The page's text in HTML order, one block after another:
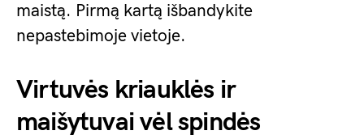
maistą. Pirmą kartą išbandykite
nepastebimoje vietoje.
Virtuvės kriauklės ir
maišytuvai vėl spindės